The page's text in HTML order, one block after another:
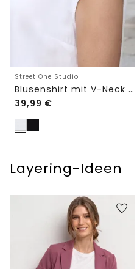
Street One Studio
Blusenshirt mit V-Neck und Spitze
39,99 €
Layering-Ideen